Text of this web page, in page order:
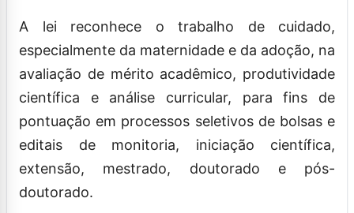
A lei reconhece o trabalho de cuidado,
especialmente da maternidade e da adoção, na
avaliação de mérito acadêmico, produtividade
científica e análise curricular, para fins de
pontuação em processos seletivos de bolsas e
editais de monitoria, iniciação científica,
extensão, mestrado, doutorado e pós-
doutorado.